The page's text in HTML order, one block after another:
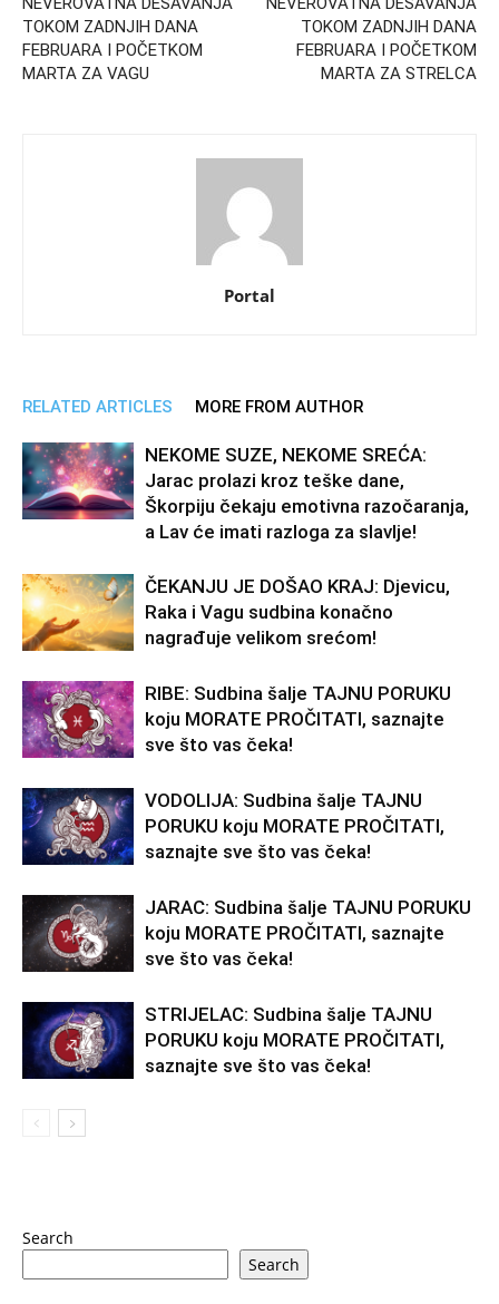
TOKOM ZADNJIH DANA
FEBRUARA I POČETKOM
MARTA ZA VAGU
TOKOM ZADNJIH DANA
FEBRUARA I POČETKOM
MARTA ZA STRELCA
Portal
RELATED ARTICLES MORE FROM AUTHOR
NEKOME SUZE, NEKOME SREĆA:
Jarac prolazi kroz teške dane,
Škorpiju čekaju emotivna razočaranja,
a Lav će imati razloga za slavlje!
ČEKANJU JE DOŠAO KRAJ: Djevicu,
Raka i Vagu sudbina konačno
nagrađuje velikom srećom!
RIBE: Sudbina šalje TAJNU PORUKU
koju MORATE PROČITATI, saznajte
sve što vas čeka!
VODOLIJA: Sudbina šalje TAJNU
PORUKU koju MORATE PROČITATI,
saznajte sve što vas čeka!
JARAC: Sudbina šalje TAJNU PORUKU
koju MORATE PROČITATI, saznajte
sve što vas čeka!
STRIJELAC: Sudbina šalje TAJNU
PORUKU koju MORATE PROČITATI,
saznajte sve što vas čeka!
Search
Search